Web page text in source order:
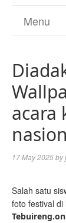
Menu
acara
17 May 2025by
Salah satu
foto festival